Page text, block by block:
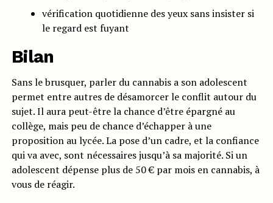
vérification quotidienne des yeux sans insister si
le regard est fuyant
Bilan
Sans le brusquer, parler du cannabis a son adolescent
permet entre autres de désamorcer le conflit autour du
sujet. Il aura peut-être la chance d’être épargné au
collège, mais peu de chance d’échapper à une
proposition au lycée. La pose d’un cadre, et la confiance
qui va avec, sont nécessaires jusqu’à sa majorité. Si un
adolescent dépense plus de 50 € par mois en cannabis, à
vous de réagir.